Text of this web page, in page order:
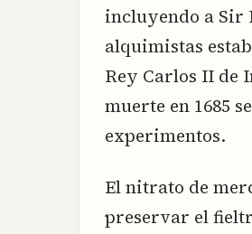
incluyendo a Sir
alquimistas
Rey Carlos II de
muerte en 1685
experimentos.
El nitrato de
preservar el